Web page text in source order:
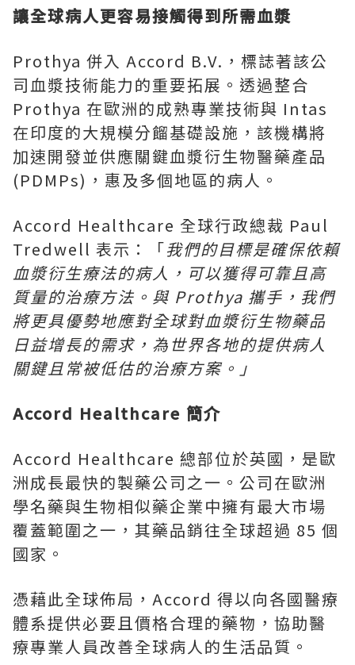
讓全球病人更容易接觸得到所需血漿
Prothya 併入 Accord B.V.，標誌著該公
司血漿技術能力的重要拓展。透過整合
Prothya 在歐洲的成熟專業技術與 Intas
在印度的大規模分餾基礎設施，該機構將
加速開發並供應關鍵血漿衍生物醫藥產品
(PDMPs)，惠及多個地區的病人。
Accord Healthcare 全球行政總裁 Paul
Tredwell 表示：「我們的目標是確保依賴
血漿衍生療法的病人，可以獲得可靠且高
質量的治療方法。 與 Prothya 攜手，我們
將更具優勢地應對全球對血漿衍生物藥品
日益增長的需求，為世界各地的提供病人
關鍵且常被低估的治療方案。」
Accord Healthcare 簡介
Accord Healthcare 總部位於英國，是歐
洲成長最快的製藥公司之一。公司在歐洲
學名藥與生物相似藥企業中擁有最大市場
覆蓋範圍之一，其藥品銷往全球超過 85 個
國家。
憑藉此全球佈局，Accord 得以向各國醫療
體系提供必要且價格合理的藥物，協助醫
療專業人員改善全球病人的生活品質。